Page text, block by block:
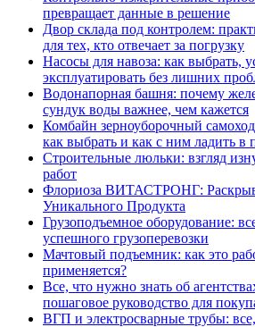
превращает данные в решение
Двор склада под контролем:
для тех, кто отвечает за погрузку
Насосы для навоза: как выбрать,
эксплуатировать без лишних
Водонапорная башня: почему
сундук воды важнее, чем кажется
Комбайн зерноуборочный
как выбрать и как с ним ладить в
Строительные люльки: взгляд
работ
Флориоза ВИТАСТРОНГ:
Уникального Продукта
Грузоподъемное оборудование:
успешного грузоперевозки
Мачтовый подъемник: как это
применяется?
Все, что нужно знать об
пошаговое руководство для
ВГП и электросварные трубы: